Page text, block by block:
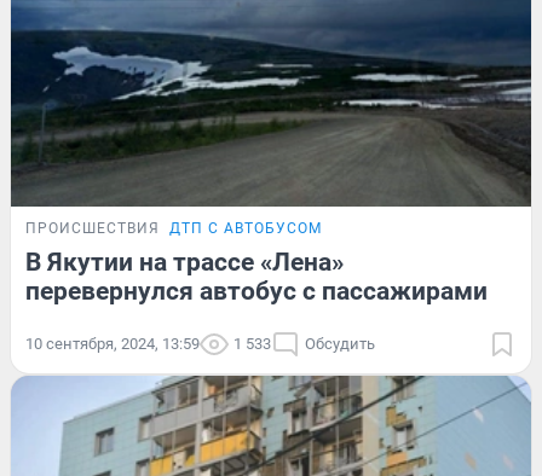
ПРОИСШЕСТВИЯ ДТП С АВТОБУСОМ
В Якутии на трассе «Лена»
перевернулся автобус с пассажирами
10 сентября, 2024, 13:59 1 533 Обсудить